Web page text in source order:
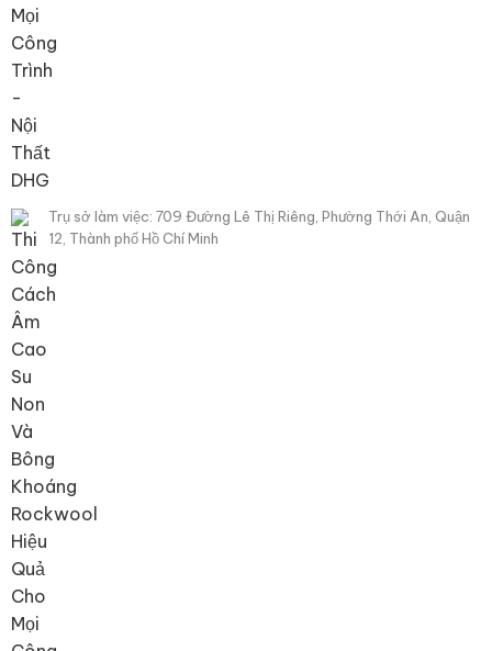
Trụ sở làm việc: 709 Đường Lê Thị Riêng, Phường Thới An, Quận
12, Thành phố Hồ Chí Minh